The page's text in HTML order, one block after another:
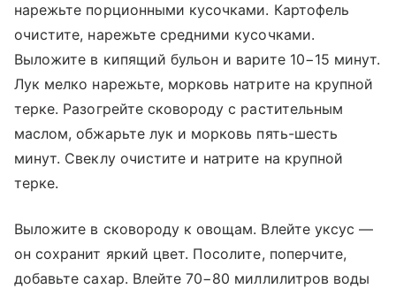
нарежьте порционными кусочками. Картофель
очистите, нарежьте средними кусочками.
Выложите в кипящий бульон и варите 10−15 минут.
Лук мелко нарежьте, морковь натрите на крупной
терке. Разогрейте сковороду с растительным
маслом, обжарьте лук и морковь пять-шесть
минут. Свеклу очистите и натрите на крупной
терке.
Выложите в сковороду к овощам. Влейте уксус —
он сохранит яркий цвет. Посолите, поперчите,
добавьте сахар. Влейте 70−80 миллилитров воды